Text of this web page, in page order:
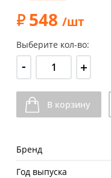
548 /шт
Выберите кол-во:
- +
В корзину
Бренд
Год выпуска